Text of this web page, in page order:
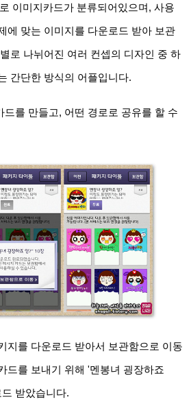
이미지카드가 분류되어있으며, 사용
에 맞는 이미지를 다운로드 받아 보관
로 나뉘어진 여러 컨셉의 디자인 중 하
간단한 방식의 어플입니다.
드를 만들고, 어떤 경로로 공유를 할 수
지를 다운로드 받아서 보관함으로 이동
드를 보내기 위해 '멘봉녀 굉장하죠
받았습니다.